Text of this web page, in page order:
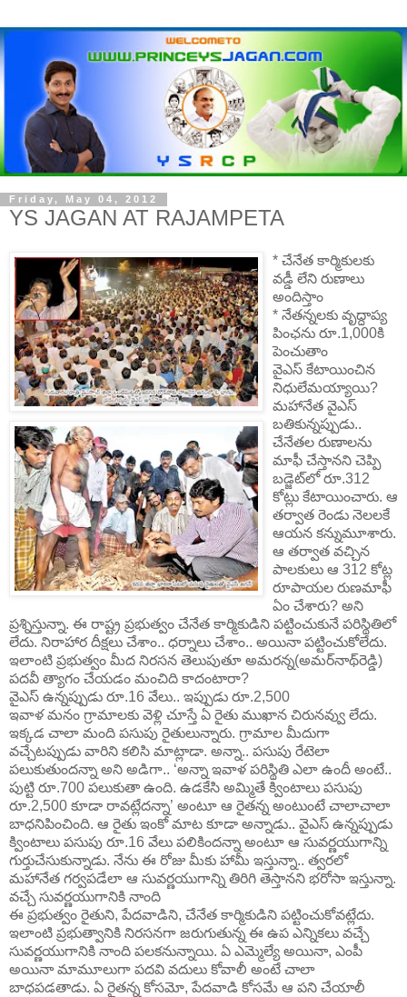
Friday, May 04, 2012
YS JAGAN AT RAJAMPETA
* చేనేత కార్మికులకు
వడ్డీ లేని రుణాలు
అందిస్తాం
* నేతన్నలకు వృద్ధాప్య
పింఛను రూ.1,000కి
పెంచుతాం
వైఎస్ కేటాయించిన
నిధులేమయ్యాయి?
మహానేత వైఎస్
బతికున్నప్పుడు..
చేనేతల రుణాలను
మాఫీ చేస్తానని చెప్పి
బడ్జెట్‌లో రూ.312
కోట్లు కేటాయించారు. ఆ
తర్వాత రెండు నెలలకే
ఆయన కన్నుమూశారు.
ఆ తర్వాత వచ్చిన
పాలకులు ఆ 312 కోట్ల
రూపాయల రుణమాఫీ
ఏం చేశారు? అని
ప్రశ్నిస్తున్నా. ఈ రాష్ట్ర ప్రభుత్వం చేనేత కార్మికుడిని పట్టించుకునే పరిస్థితిలో
లేదు. నిరాహార దీక్షలు చేశాం.. ధర్నాలు చేశాం.. అయినా పట్టించుకోలేదు.
ఇలాంటి ప్రభుత్వం మీద నిరసన తెలుపుతూ అమరన్న(అమర్‌నాథ్‌రెడ్డి)
పదవీ త్యాగం చేయడం మంచిది కాదంటారా?
వైఎస్ ఉన్నప్పుడు రూ.16 వేలు.. ఇప్పుడు రూ.2,500
ఇవాళ మనం గ్రామాలకు వెళ్లి చూస్తే ఏ రైతు ముఖాన చిరునవ్వు లేదు.
ఇక్కడ చాలా మంది పసుపు రైతులున్నారు. గ్రామాల మీదుగా
వచ్చేటప్పుడు వారిని కలిసి మాట్లాడా. అన్నా.. పసుపు రేటెలా
పలుకుతుందన్నా అని అడిగా.. ‘అన్నా ఇవాళ పరిస్థితి ఎలా ఉందీ అంటే..
పుట్టి రూ.700 పలుకుతా ఉంది. ఉడకేసి అమ్మితే క్వింటాలు పసుపు
రూ.2,500 కూడా రావట్లేదన్నా’ అంటూ ఆ రైతన్న అంటుంటే చాలాచాలా
బాధనిపించింది. ఆ రైతు ఇంకో మాట కూడా అన్నాడు.. వైఎస్ ఉన్నప్పుడు
క్వింటాలు పసుపు రూ.16 వేలు పలికిందన్నా అంటూ ఆ సువర్ణయుగాన్ని
గుర్తుచేసుకున్నాడు. నేను ఈ రోజు మీకు హామీ ఇస్తున్నా.. త్వరలో
మహానేత గర్వపడేలా ఆ సువర్ణయుగాన్ని తిరిగి తెస్తానని భరోసా ఇస్తున్నా.
వచ్చే సువర్ణయుగానికి నాంది
ఈ ప్రభుత్వం రైతుని, పేదవాడిని, చేనేత కార్మికుడిని పట్టించుకోవట్లేదు.
ఇలాంటి ప్రభుత్వానికి నిరసనగా జరుగుతున్న ఈ ఉప ఎన్నికలు వచ్చే
సువర్ణయుగానికి నాంది పలకనున్నాయి. ఏ ఎమ్మెల్యే అయినా, ఎంపీ
అయినా మామూలుగా పదవి వదులు కోవాలీ అంటే చాలా
బాధపడతాడు. ఏ రైతన్న కోసమో, పేదవాడి కోసమే ఆ పని చేయాలీ